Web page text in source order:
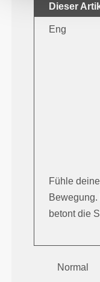
Dieser
Eng
Fühle
betont die
Normal